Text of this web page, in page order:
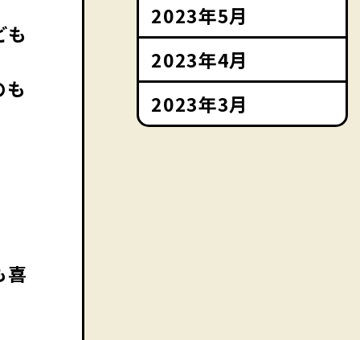
も
喜
2023年5月
2023年4月
2023年3月